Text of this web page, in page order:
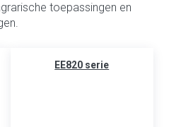
toepassingen en
EE820 serie